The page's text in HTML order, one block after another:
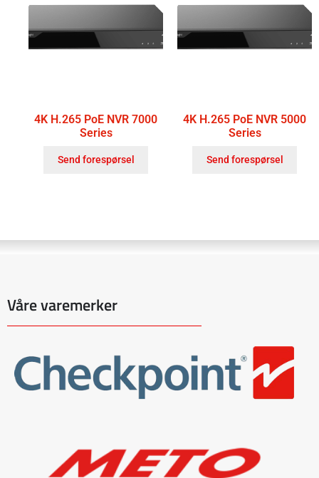
4K H.265 PoE NVR 7000
Series
Send forespørsel
4K H.265 PoE NVR 5000
Series
Send forespørsel
Våre varemerker